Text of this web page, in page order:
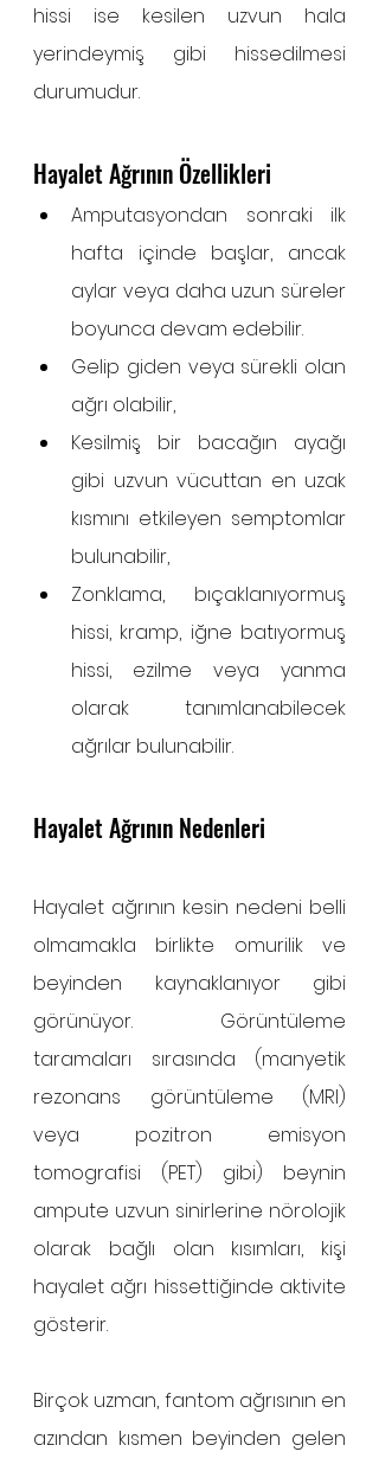
hissi ise kesilen uzvun hala
yerindeymiş gibi hissedilmesi
durumudur.
Hayalet Ağrının Özellikleri
Amputasyondan sonraki ilk
hafta içinde başlar, ancak
aylar veya daha uzun süreler
boyunca devam edebilir.
Gelip giden veya sürekli olan
ağrı olabilir,
Kesilmiş bir bacağın ayağı
gibi uzvun vücuttan en uzak
kısmını etkileyen semptomlar
bulunabilir,
Zonklama, bıçaklanıyormuş
hissi, kramp, iğne batıyormuş
hissi, ezilme veya yanma
olarak tanımlanabilecek
ağrılar bulunabilir.
Hayalet Ağrının Nedenleri
Hayalet ağrının kesin nedeni belli
olmamakla birlikte omurilik ve
beyinden kaynaklanıyor gibi
görünüyor. Görüntüleme
taramaları sırasında (manyetik
rezonans görüntüleme (MRI)
veya pozitron emisyon
tomografisi (PET) gibi) beynin
ampute uzvun sinirlerine nörolojik
olarak bağlı olan kısımları, kişi
hayalet ağrı hissettiğinde aktivite
gösterir.
Birçok uzman, fantom ağrısının en
azından kısmen beyinden gelen